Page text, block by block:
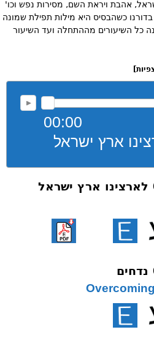
אהבת ויראת השם, מסירות נפש וכו'
כשהבסיס היא מילות תפילת שמונה
כל השיעורים מההתחלה ועד השיעור
00:00